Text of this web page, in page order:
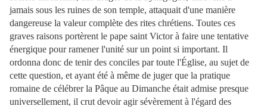
jamais sous les ruines de son temple, attaquait d'une manière
dangereuse la valeur complète des rites chrétiens. Toutes ces
graves raisons portèrent le pape saint Victor à faire une tentative
énergique pour ramener l'unité sur un point si important. Il
ordonna donc de tenir des conciles par toute l'Église, au sujet de
cette question, et ayant été à même de juger que la pratique
romaine de célébrer la Pâque au Dimanche était admise presque
universellement, il crut devoir agir sévèrement à l'égard des